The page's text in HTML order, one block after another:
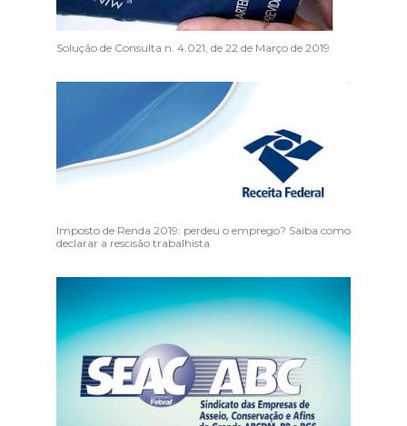
Solução de Consulta n. 4.021, de 22 de Março de 2019
Imposto de Renda 2019: perdeu o emprego? Saiba como
declarar a rescisão trabalhista